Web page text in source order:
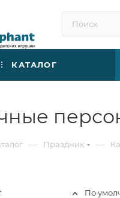
КАТАЛОГ
— Праздник —
По